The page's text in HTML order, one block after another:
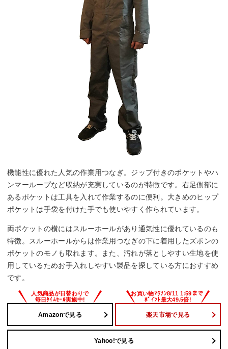
機能性に優れた人気の作業用つなぎ。ジップ付きのポケットやハ
ンマーループなど収納が充実しているのが特徴です。右足側部に
あるポケットは工具を入れて作業するのに便利。大きめのヒップ
ポケットは手袋を付けた手でも使いやすく作られています。
両ポケットの横にはスルーホールがあり通気性に優れているのも
特徴。スルーホールからは作業用つなぎの下に着用したズボンの
ポケットのモノも取れます。また、汚れが落としやすい生地を使
用しているためお手入れしやすい製品を探している方におすすめ
です。
Amazonで見る 楽天市場で見る
Yahoo!で見る